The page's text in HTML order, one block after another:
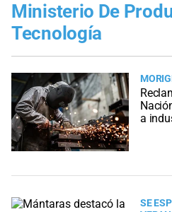
Ministerio De
Tecnología
a
SE